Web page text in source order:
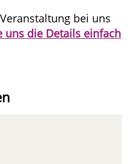
bei uns
uns die Details einfach